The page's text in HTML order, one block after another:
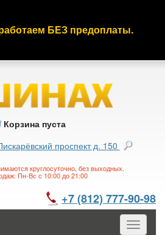
БЕЗ предоплаты.
Корзина пуста
проспект д. 150
круглосуточно, без выходных.
Пн-Вс с 10:00 до 21:00
+7 (812) 777-90-98
Toggle